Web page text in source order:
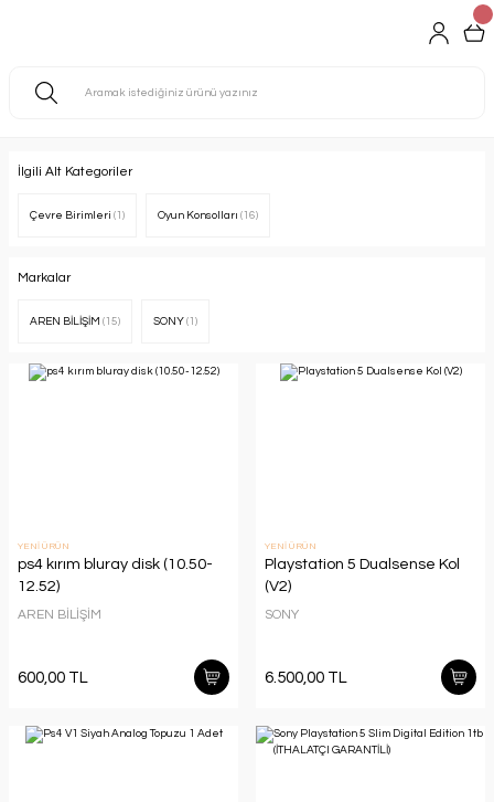
İlgili Alt Kategoriler
Çevre Birimleri (1) Oyun Konsolları (16)
Markalar
AREN BİLİŞİM (15) SONY (1)
YENİ ÜRÜN
ps4 kırım bluray disk (10.50-
12.52)
AREN BİLİŞİM
600,00 TL
YENİ ÜRÜN
Playstation 5 Dualsense Kol
(V2)
SONY
6.500,00 TL